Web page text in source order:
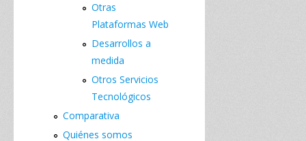
Otras
Plataformas Web
Desarrollos a
medida
Otros Servicios
Tecnológicos
Comparativa
Quiénes somos